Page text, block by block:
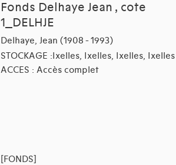
Fonds Delhaye Jean , cote
1_DELHJE
Delhaye, Jean (1908 - 1993)
STOCKAGE :Ixelles, Ixelles, Ixelles, Ixelles
ACCES : Accès complet
[FONDS]